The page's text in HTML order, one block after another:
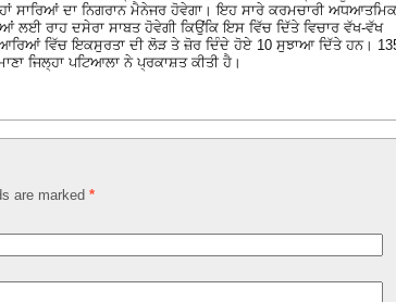
ਸਾਰਿਆਂ ਦਾ ਨਿਗਰਾਨ ਮੈਨੇਜਰ ਹੋਵੇਗਾ। ਇਹ ਸਾਰੇ ਕਰਮਚਾਰੀ ਅਧਆਤਮਿਕ
ਰਾਹ ਦਸੇਰਾ ਸਾਬਤ ਹੋਵੇਗੀ ਕਿਉਂਕਿ ਇਸ ਵਿੱਚ ਦਿੱਤੇ ਵਿਚਾਰ ਵੱਖ-ਵੱਖ
ਵਿੱਚ ਇਕਸੁਰਤਾ ਦੀ ਲੋੜ ਤੇ ਜ਼ੋਰ ਦਿੰਦੇ ਹੋਏ 10 ਸੁਝਾਆ ਦਿੱਤੇ ਹਨ।
ਜਿਲ੍ਹਾ ਪਟਿਆਲਾ ਨੇ ਪ੍ਰਕਾਸ਼ਤ ਕੀਤੀ ਹੈ।
are marked *